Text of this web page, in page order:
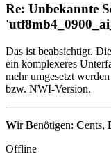
Re: Unbekannte
Das ist beabsichtigt.
ein komplexeres
mehr umgesetzt
bzw. NWI-Version.
WirBenötigen: Cents,
Offline